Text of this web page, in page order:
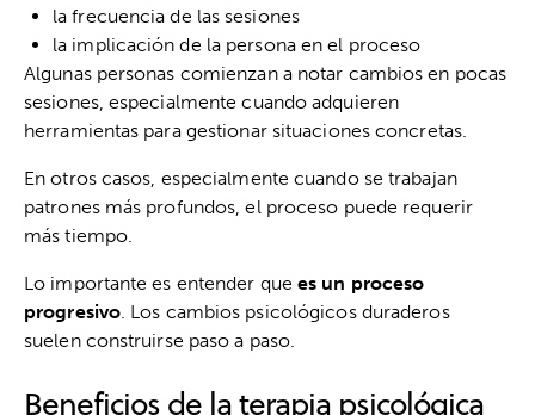
la frecuencia de las sesiones
la implicación de la persona en el proceso
Algunas personas comienzan a notar cambios en pocas
sesiones, especialmente cuando adquieren
herramientas para gestionar situaciones concretas.
En otros casos, especialmente cuando se trabajan
patrones más profundos, el proceso puede requerir
más tiempo.
Lo importante es entender que es un proceso
progresivo . Los cambios psicológicos duraderos
suelen construirse paso a paso.
Beneficios de la terapia psicológica